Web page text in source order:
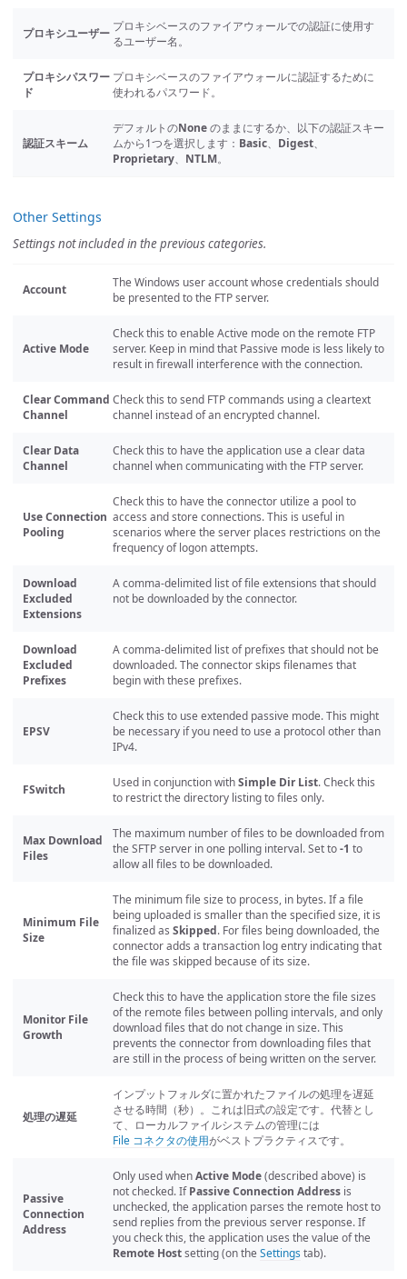
プロキシユーザー プロキシベースのファイアウォールでの認証に使用す
るユーザー名。
プロキシパスワー
ド
プロキシベースのファイアウォールに認証するために
使われるパスワード。
認証スキーム
デフォルトのNoneのままにするか、以下の認証スキー
ムから1つを選択します： Basic、 Digest、
Proprietary、 NTLM。
Other Settings
Settings not included in the previous categories.
Account
The Windows user account whose credentials should
be presented to the FTP server.
Active Mode
Check this to enable Active mode on the remote FTP
server. Keep in mind that Passive mode is less likely to
result in firewall interference with the connection.
Clear Command
Channel
Check this to send FTP commands using a cleartext
channel instead of an encrypted channel.
Clear Data
Channel
Check this to have the application use a clear data
channel when communicating with the FTP server.
Use Connection
Pooling
Check this to have the connector utilize a pool to
access and store connections. This is useful in
scenarios where the server places restrictions on the
frequency of logon attempts.
Download
Excluded
Extensions
A comma-delimited list of file extensions that should
not be downloaded by the connector.
Download
Excluded
Prefixes
A comma-delimited list of prefixes that should not be
downloaded. The connector skips filenames that
begin with these prefixes.
EPSV
Check this to use extended passive mode. This might
be necessary if you need to use a protocol other than
IPv4.
FSwitch Used in conjunction withSimple Dir List. Check this
to restrict the directory listing to files only.
Max Download
Files
The maximum number of files to be downloaded from
the SFTP server in one polling interval. Set to-1 to
allow all files to be downloaded.
Minimum File
Size
The minimum file size to process, in bytes. If a file
being uploaded is smaller than the specified size, it is
finalized as Skipped. For files being downloaded, the
connector adds a transaction log entry indicating that
the file was skipped because of its size.
Monitor File
Growth
Check this to have the application store the file sizes
of the remote files between polling intervals, and only
download files that do not change in size. This
prevents the connector from downloading files that
are still in the process of being written on the server.
処理の遅延
インプットフォルダに置かれたファイルの処理を遅延
させる時間（秒）。これは旧式の設定です。代替とし
て、ローカルファイルシステムの管理には
File コネクタの使用がベストプラクティスです。
Passive
Connection
Address
Only used whenActive Mode(described above) is
not checked. IfPassive Connection Address is
unchecked, the application parses the remote host to
send replies from the previous server response. If
you check this, the application uses the value of the
Remote Hostsetting (on the Settings tab).